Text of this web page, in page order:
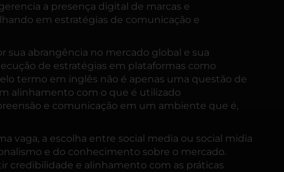
a presença digital de marcas e
em estratégias de comunicação e
sua abrangência no mercado global e sua
de estratégias em plataformas como
termo em inglês não é apenas uma questão de
alinhamento com o que é utilizado
e comunicação em um ambiente que é,
vaga, a escolha entre social media ou social midia
e do conhecimento sobre o mercado.
credibilidade e alinhamento com as práticas